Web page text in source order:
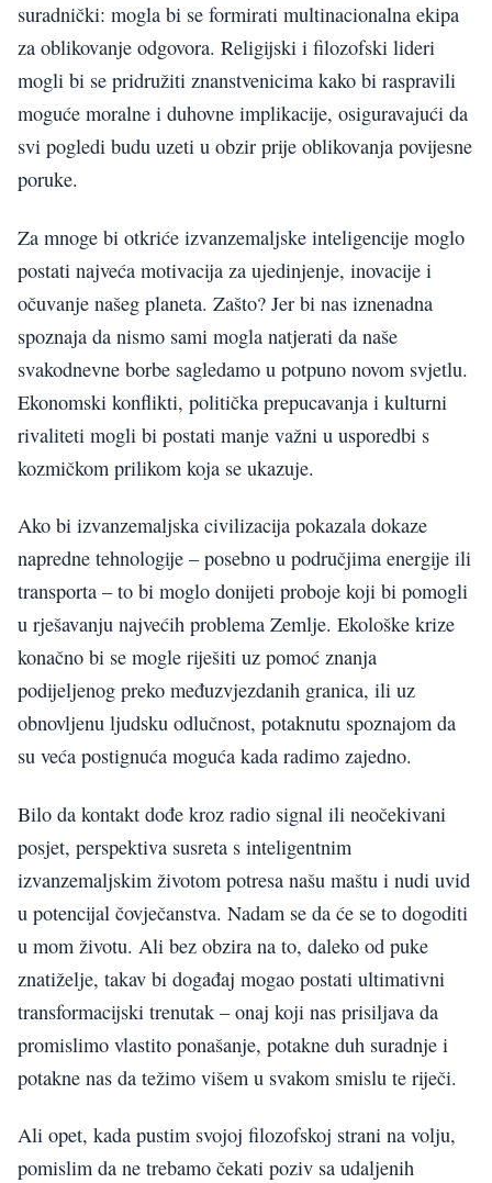
suradnički: mogla bi se formirati multinacionalna ekipa
za oblikovanje odgovora. Religijski i filozofski lideri
mogli bi se pridružiti znanstvenicima kako bi raspravili
moguće moralne i duhovne implikacije, osiguravajući da
svi pogledi budu uzeti u obzir prije oblikovanja povijesne
poruke.
Za mnoge bi otkriće izvanzemaljske inteligencije moglo
postati najveća motivacija za ujedinjenje, inovacije i
očuvanje našeg planeta. Zašto? Jer bi nas iznenadna
spoznaja da nismo sami mogla natjerati da naše
svakodnevne borbe sagledamo u potpuno novom svjetlu.
Ekonomski konflikti, politička prepucavanja i kulturni
rivaliteti mogli bi postati manje važni u usporedbi s
kozmičkom prilikom koja se ukazuje.
Ako bi izvanzemaljska civilizacija pokazala dokaze
napredne tehnologije – posebno u područjima energije ili
transporta – to bi moglo donijeti proboje koji bi pomogli
u rješavanju najvećih problema Zemlje. Ekološke krize
konačno bi se mogle riješiti uz pomoć znanja
podijeljenog preko međuzvjezdanih granica, ili uz
obnovljenu ljudsku odlučnost, potaknutu spoznajom da
su veća postignuća moguća kada radimo zajedno.
Bilo da kontakt dođe kroz radio signal ili neočekivani
posjet, perspektiva susreta s inteligentnim
izvanzemaljskim životom potresa našu maštu i nudi uvid
u potencijal čovječanstva. Nadam se da će se to dogoditi
u mom životu. Ali bez obzira na to, daleko od puke
znatiželje, takav bi događaj mogao postati ultimativni
transformacijski trenutak – onaj koji nas prisiljava da
promislimo vlastito ponašanje, potakne duh suradnje i
potakne nas da težimo višem u svakom smislu te riječi.
Ali opet, kada pustim svojoj filozofskoj strani na volju,
pomislim da ne trebamo čekati poziv sa udaljenih